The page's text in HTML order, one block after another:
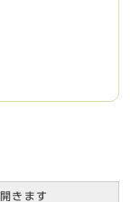
きます